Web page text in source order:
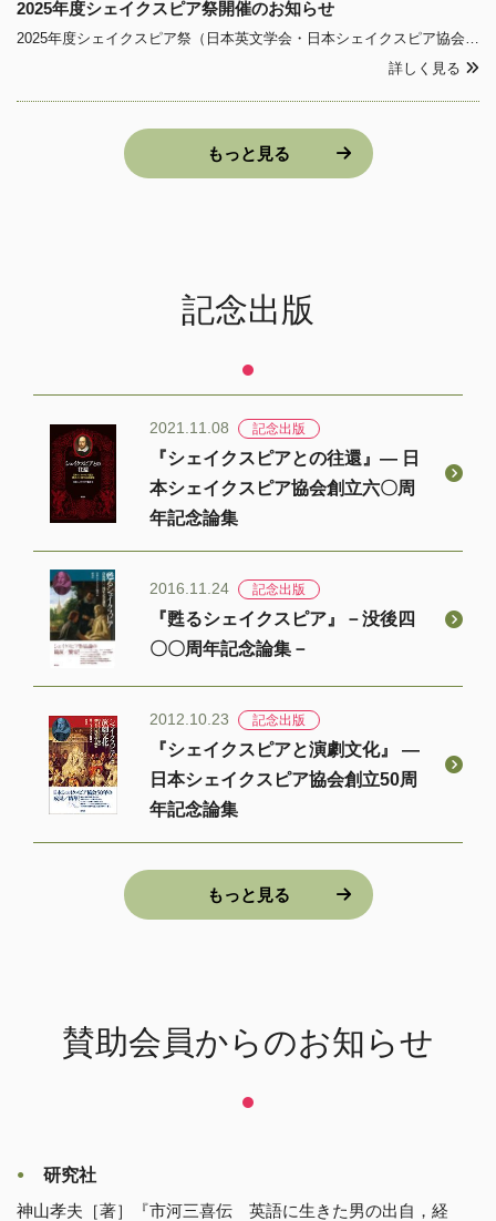
2025年度シェイクスピア祭開催のお知らせ
2025年度シェイクスピア祭（日本英文学会・日本シェイクスピア協会共催）の予定は以下の通りです。一般公開（事前予約不要）で無料です。お誘いあわせのうえ、奮ってご参加ください。 日時：2025年4月26日（土）13:00～16:40場所：立正大学品川キャンパス 11号館5
詳しく見る
もっと見る
記念出版
2021.11.08 記念出版
『シェイクスピアとの往還』― 日
本シェイクスピア協会創立六〇周
年記念論集
2016.11.24 記念出版
『甦るシェイクスピア』－没後四
〇〇周年記念論集－
2012.10.23 記念出版
『シェイクスピアと演劇文化』 ―
日本シェイクスピア協会創立50周
年記念論集
もっと見る
賛助会員からのお知らせ
研究社
神山孝夫［著］『市河三喜伝 英語に生きた男の出自，経